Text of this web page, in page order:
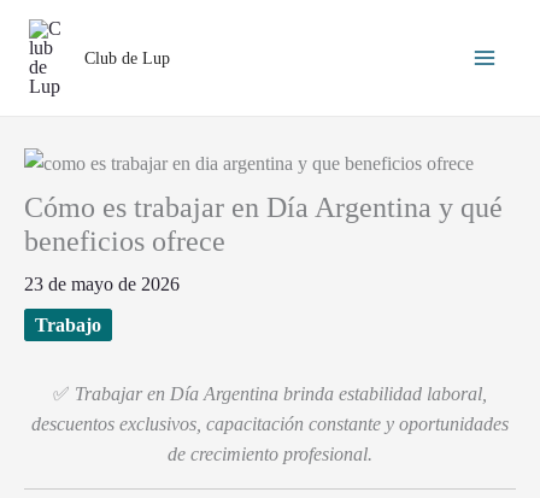
contenido
Club de Lup
Cómo es trabajar en Día Argentina y qué
beneficios ofrece
23 de mayo de 2026
Trabajo
✅ Trabajar en Día Argentina brinda estabilidad laboral,
descuentos exclusivos, capacitación constante y oportunidades
de crecimiento profesional.